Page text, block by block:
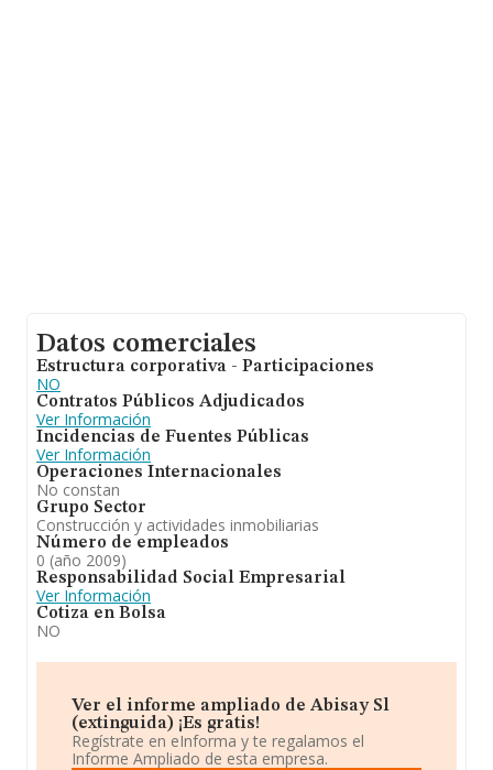
Datos comerciales
Estructura corporativa - Participaciones
NO
Contratos Públicos Adjudicados
Ver Información
Incidencias de Fuentes Públicas
Ver Información
Operaciones Internacionales
No constan
Grupo Sector
Construcción y actividades inmobiliarias
Número de empleados
0 (año 2009)
Responsabilidad Social Empresarial
Ver Información
Cotiza en Bolsa
NO
Ver el informe ampliado de Abisay Sl
(extinguida) ¡Es gratis!
Regístrate en eInforma y te regalamos el
Informe Ampliado de esta empresa.